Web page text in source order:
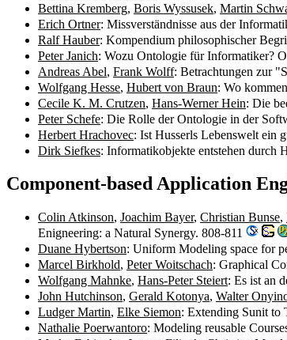
Bettina Kremberg, Boris Wyssusek, Martin
Erich Ortner: Missverständnisse aus der
Ralf Hauber: Kompendium philosophischer
Peter Janich: Wozu Ontologie für Informatiker?
Andreas Abel, Frank Wolff: Betrachtungen zur
Wolfgang Hesse, Hubert von Braun: Wo
Cecile K. M. Crutzen, Hans-Werner Hein: Die
Peter Schefe: Die Rolle der Ontologie in der
Herbert Hrachovec: Ist Husserls Lebenswelt ein
Dirk Siefkes: Informatikobjekte entstehen durch
Component-based Application
Colin Atkinson, Joachim Bayer, Christian Bunse,
Enigneering: a Natural Synergy. 808-811
Duane Hybertson: Uniform Modeling space for
Marcel Birkhold, Peter Woitschach: Graphical
Wolfgang Mahnke, Hans-Peter Steiert: Es ist an
John Hutchinson, Gerald Kotonya, Walter
Ludger Martin, Elke Siemon: Extending Sunit to
Nathalie Poerwantoro: Modeling reusable